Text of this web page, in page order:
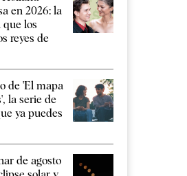
en 2026: la
que los
reyes de
de 'El mapa
la serie de
ya puedes
de agosto